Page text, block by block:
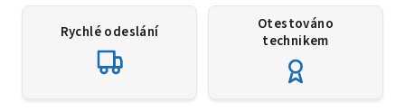
Rychlé odeslání
Otestováno
technikem